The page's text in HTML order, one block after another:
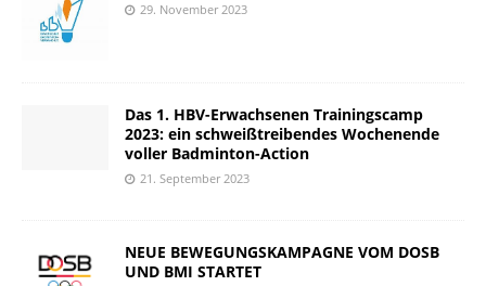
29. November 2023
Das 1. HBV-Erwachsenen Trainingscamp
2023: ein schweißtreibendes Wochenende
voller Badminton-Action
21. September 2023
NEUE BEWEGUNGSKAMPAGNE VOM DOSB
UND BMI STARTET